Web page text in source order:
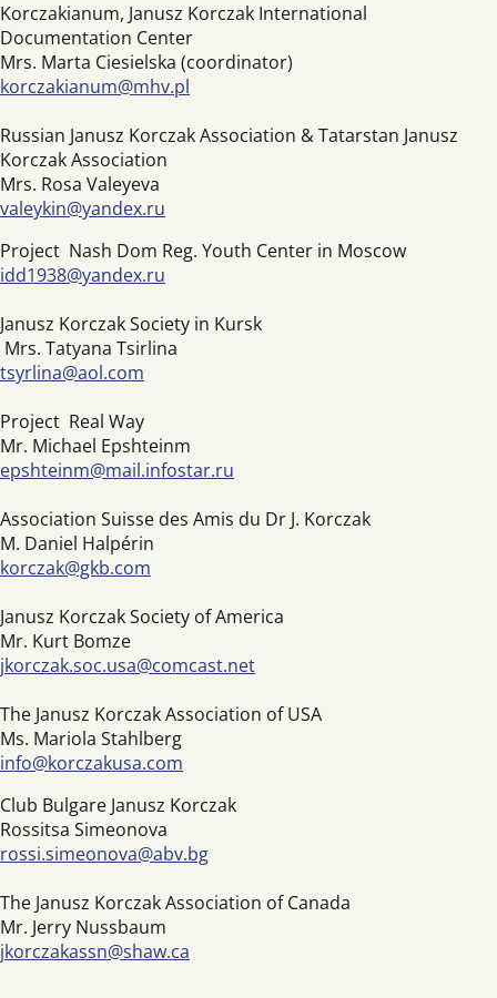
Korczakianum, Janusz Korczak International
Documentation Center
Mrs. Marta Ciesielska (coordinator)
korczakianum@mhv.pl
Russian Janusz Korczak Association & Tatarstan Janusz
Korczak Association
Mrs. Rosa Valeyeva
valeykin@yandex.ru
Project Nash Dom Reg. Youth Center in Moscow
idd1938@yandex.ru
Janusz Korczak Society in Kursk
Mrs. Tatyana Tsirlina
tsyrlina@aol.com
Project Real Way
Mr. Michael Epshteinm
epshteinm@mail.infostar.ru
Association Suisse des Amis du Dr J. Korczak
M. Daniel Halpérin
korczak@gkb.com
Janusz Korczak Society of America
Mr. Kurt Bomze
jkorczak.soc.usa@comcast.net
The Janusz Korczak Association of USA
Ms. Mariola Stahlberg
info@korczakusa.com
Club Bulgare Janusz Korczak
Rossitsa Simeonova
rossi.simeonova@abv.bg
The Janusz Korczak Association of Canada
Mr. Jerry Nussbaum
jkorczakassn@shaw.ca